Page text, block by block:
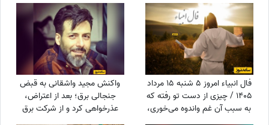
فال انبیاء امروز 5 شنبه 15 مرداد
1405 / چیزی از دست تو رفته که
به سبب آن غم واندوه می‌خوری،
اما ...
واکنش مجید واشقانی به قبض
جنجالی برق؛ بعد از اعتراض،
عذرخواهی کرد و از شرکت برق
تشکر کرد